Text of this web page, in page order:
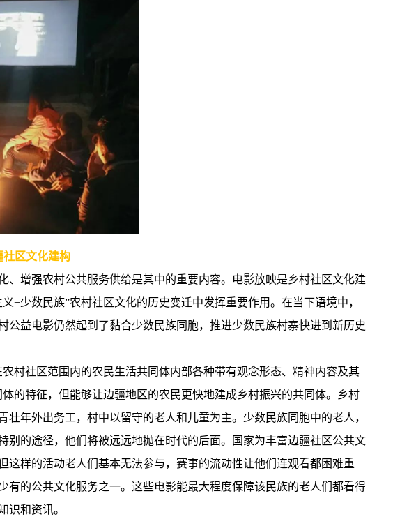
社区文化建构
、增强农村公共服务供给是其中的重要内容。电影放映是乡村社区文化建
少数民族”农村社区文化的历史变迁中发挥重要作用。在当下语境中，
益电影仍然起到了黏合少数民族同胞，推进少数民族村寨快进到新历史
村社区范围内的农民生活共同体内部各种带有观念形态、精神内容及其
的特征，但能够让边疆地区的农民更快地建成乡村振兴的共同体。乡村
年外出务工，村中以留守的老人和儿童为主。少数民族同胞中的老人，
的途径，他们将被远远地抛在时代的后面。国家为丰富边疆社区公共文
样的活动老人们基本无法参与，赛事的流动性让他们连观看都困难重
的公共文化服务之一。这些电影能最大程度保障该民族的老人们都看得
识和资讯。